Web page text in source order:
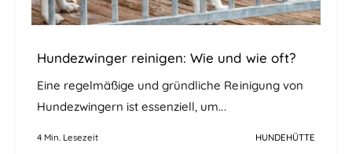
Hundezwinger reinigen: Wie und wie oft?
Eine regelmäßige und gründliche Reinigung von
Hundezwingern ist essenziell, um...
4 Min. Lesezeit HUNDEHÜTTE